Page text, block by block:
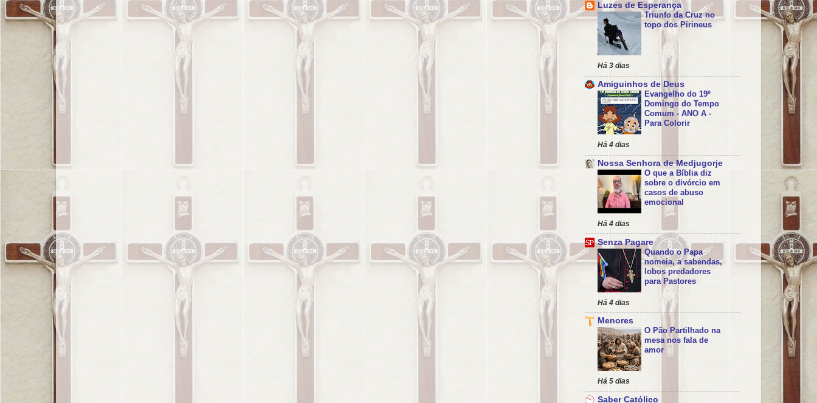
Luzes de Esperança
Triunfo da Cruz no
topo dos Pirineus
Há 3 dias
Amiguinhos de Deus
Evangelho do 19º
Domingo do Tempo
Comum - ANO A -
Para Colorir
Há 4 dias
Nossa Senhora de Medjugorje
O que a Bíblia diz
sobre o divórcio em
casos de abuso
emocional
Há 4 dias
Senza Pagare
Quando o Papa
nomeia, a sabendas,
lobos predadores
para Pastores
Há 4 dias
Menores
O Pão Partilhado na
mesa nos fala de
amor
Há 5 dias
Saber Católico